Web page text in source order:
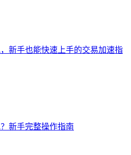
新手也能快速上手的交易加速指
新手完整操作指南